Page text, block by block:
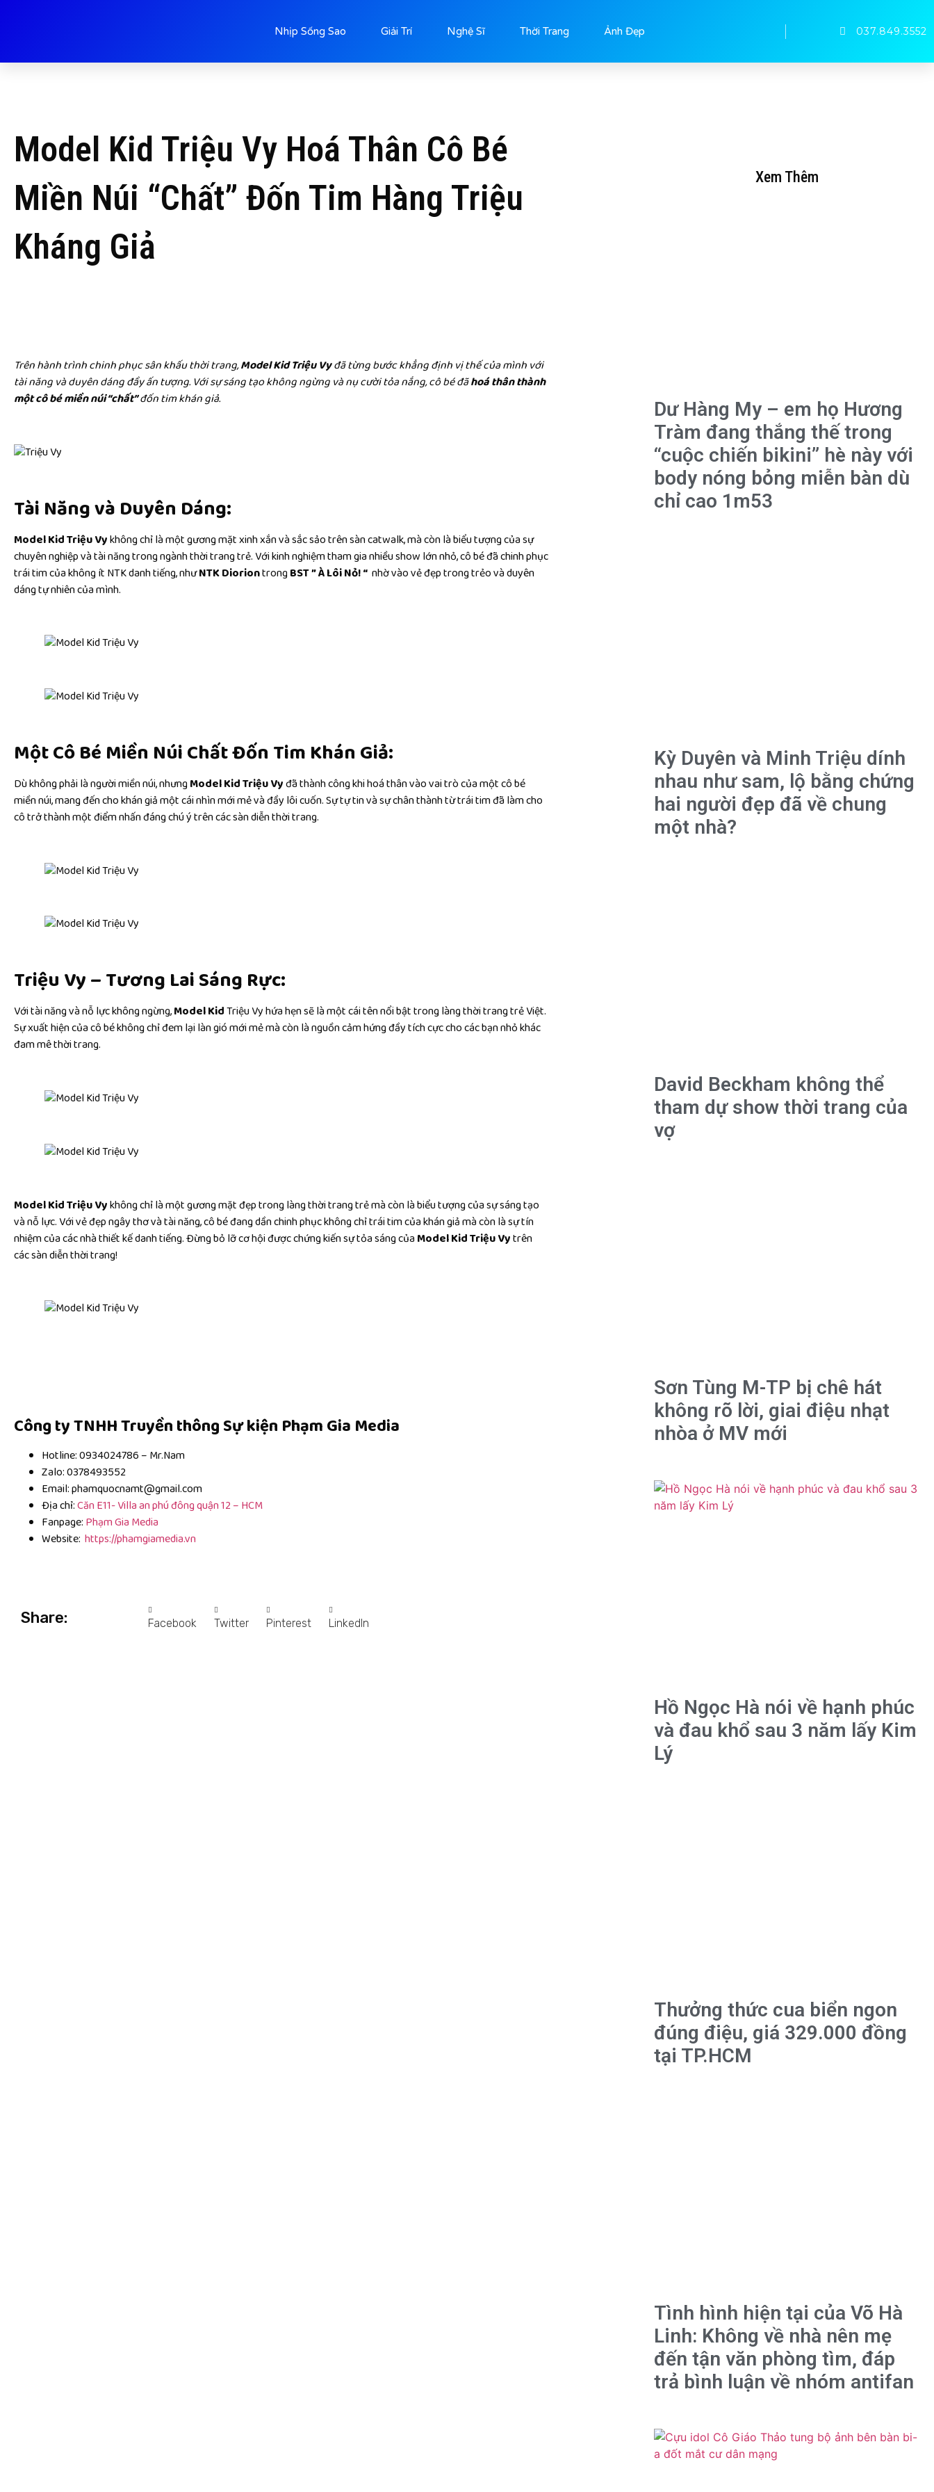
Nhịp Sống Sao Giải Trí Nghệ Sĩ Thời Trang Ảnh Đẹp 037.849.3552
Model Kid Triệu Vy Hoá Thân Cô Bé
Miền Núi “Chất” Đốn Tim Hàng Triệu
Kháng Giả
Trên hành trình chinh phục sân khấu thời trang,Model KidTriệu Vyđã từng bước khẳng định vị thế của mình với
tài năng và duyên dáng đầy ấn tượng. Với sự sáng tạo không ngừng và nụ cười tỏa nắng, cô bé đãhoá thân thành
một cô bé miền núi “chất”đốn tim khán giả.
Tài Năng và Duyên Dáng:
Model Kid Triệu Vykhông chỉ là một gương mặt xinh xắn và sắc sảo trên sàn catwalk, mà còn là biểu tượng của sự
chuyên nghiệp và tài năng trong ngành thời trang trẻ. Với kinh nghiệm tham gia nhiều show lớn nhỏ, cô bé đã chinh phục
trái tim của không ít NTK danh tiếng, nhưNTK DioriontrongBST ” À Lôi Nỏ! “ nhờ vào vẻ đẹp trong trẻo và duyên
dáng tự nhiên của mình.
Một Cô Bé Miền Núi Chất Đốn Tim Khán Giả:
Dù không phải là người miền núi, nhưngModel Kid Triệu Vyđã thành công khi hoá thân vào vai trò của một cô bé
miền núi, mang đến cho khán giả một cái nhìn mới mẻ và đầy lôi cuốn. Sự tự tin và sự chân thành từ trái tim đã làm cho
cô trở thành một điểm nhấn đáng chú ý trên các sàn diễn thời trang.
Triệu Vy – Tương Lai Sáng Rực:
Với tài năng và nỗ lực không ngừng,Model KidTriệu Vy hứa hẹn sẽ là một cái tên nổi bật trong làng thời trang trẻ Việt.
Sự xuất hiện của cô bé không chỉ đem lại làn gió mới mẻ mà còn là nguồn cảm hứng đầy tích cực cho các bạn nhỏ khác
đam mê thời trang.
Model Kid Triệu Vykhông chỉ là một gương mặt đẹp trong làng thời trang trẻ mà còn là biểu tượng của sự sáng tạo
và nỗ lực. Với vẻ đẹp ngây thơ và tài năng, cô bé đang dần chinh phục không chỉ trái tim của khán giả mà còn là sự tín
nhiệm của các nhà thiết kế danh tiếng. Đừng bỏ lỡ cơ hội được chứng kiến sự tỏa sáng của Model Kid Triệu Vytrên
các sàn diễn thời trang!
Công ty TNHH Truyền thông Sự kiện Phạm Gia Media
Hotline: 0934024786 – Mr.Nam
Zalo: 0378493552
Email: phamquocnamt@gmail.com
Địa chỉ:Căn E11- Villa an phú đông quận 12 – HCM
Fanpage: Phạm Gia Media
Website: https://phamgiamedia.vn
Share: Facebook Twitter Pinterest LinkedIn
Xem Thêm
Dư Hàng My – em họ Hương
Tràm đang thắng thế trong
“cuộc chiến bikini” hè này với
body nóng bỏng miễn bàn dù
chỉ cao 1m53
Kỳ Duyên và Minh Triệu dính
nhau như sam, lộ bằng chứng
hai người đẹp đã về chung
một nhà?
David Beckham không thể
tham dự show thời trang của
vợ
Sơn Tùng M-TP bị chê hát
không rõ lời, giai điệu nhạt
nhòa ở MV mới
Hồ Ngọc Hà nói về hạnh phúc
và đau khổ sau 3 năm lấy Kim
Lý
Thưởng thức cua biển ngon
đúng điệu, giá 329.000 đồng
tại TP.HCM
Tình hình hiện tại của Võ Hà
Linh: Không về nhà nên mẹ
đến tận văn phòng tìm, đáp
trả bình luận về nhóm antifan